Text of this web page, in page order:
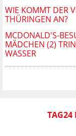
WIE KOMMT DER
THÜRINGEN AN?
MCDONALD'S-
MÄDCHEN (2)
WASSER